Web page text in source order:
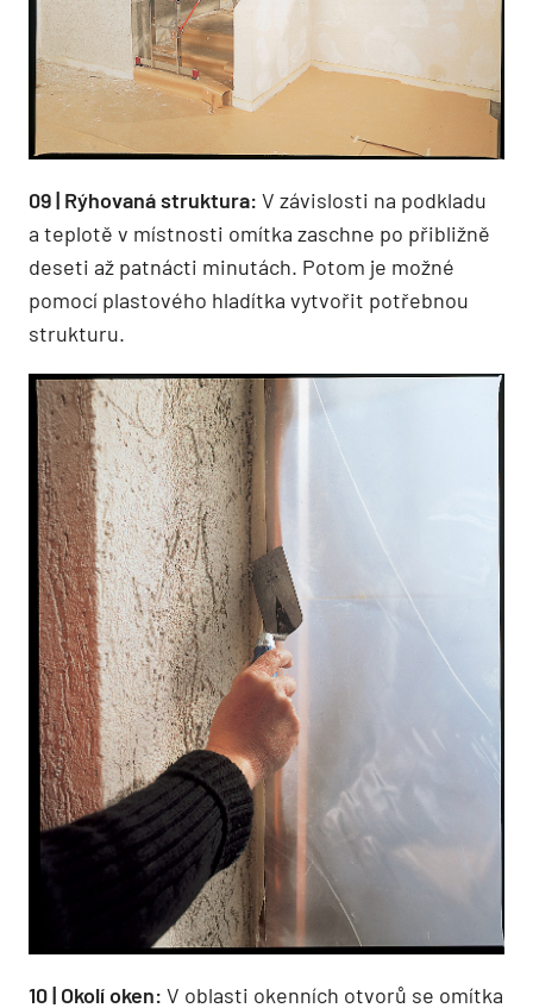
09 | Rýhovaná struktura: V závislosti na podkladu
a teplotě v místnosti omítka zaschne po přibližně
deseti až patnácti minutách. Potom je možné
pomocí plastového hladítka vytvořit potřebnou
strukturu.
10 | Okolí oken: V oblasti okenních otvorů se omítka